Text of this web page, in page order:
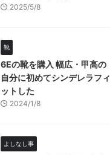
2025/5/8
靴
6Eの靴を購入 幅広・甲高の
自分に初めてシンデレラフィ
ットした
2024/1/8
よしなし事